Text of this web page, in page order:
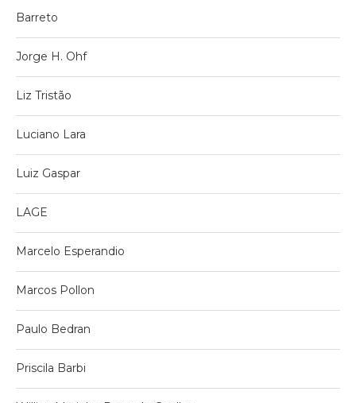
Barreto
Jorge H. Ohf
Liz Tristão
Luciano Lara
Luiz Gaspar
LAGE
Marcelo Esperandio
Marcos Pollon
Paulo Bedran
Priscila Barbi